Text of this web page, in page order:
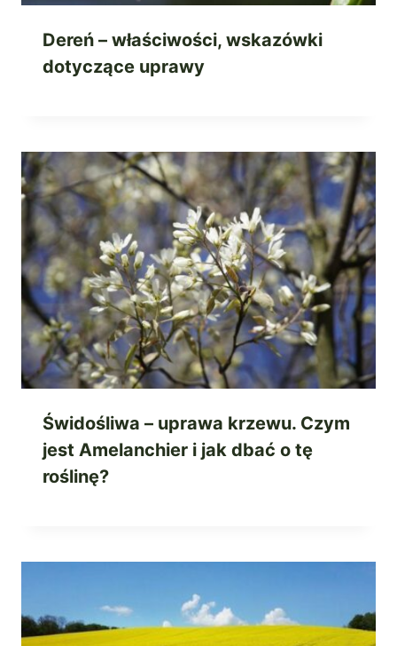
Dereń – właściwości, wskazówki
dotyczące uprawy
Świdośliwa – uprawa krzewu. Czym
jest Amelanchier i jak dbać o tę
roślinę?